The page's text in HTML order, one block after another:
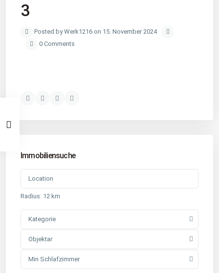
3
Posted by Werk1216 on 15. November 2024
0 Comments
Immobiliensuche
Radius: 12 km
Kategorie
Objektar
Min Schlafzimmer